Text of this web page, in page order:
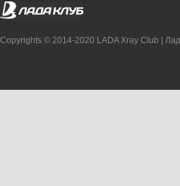
Copyrights © 2014-2020 LADA Xray Club |